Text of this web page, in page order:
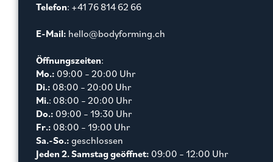
Telefon: +41 76 814 62 66
E-Mail: hello@bodyforming.ch
Öffnungszeiten:
Mo.: 09:00 – 20:00 Uhr
Di.: 08:00 – 20:00 Uhr
Mi.: 08:00 – 20:00 Uhr
Do.: 09:00 – 19:30 Uhr
Fr.: 08:00 – 19:00 Uhr
Sa.-So.: geschlossen
Jeden 2. Samstag geöffnet: 09:00 – 12:00 Uhr